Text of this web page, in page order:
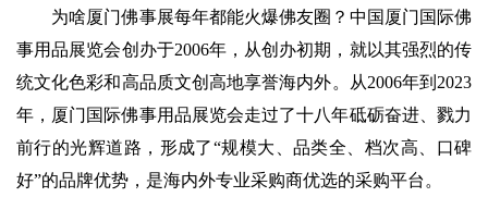
为啥厦门佛事展每年都能火爆佛友圈？ 中国厦门国际佛
事用品展览会创办于2006年，从创办初期，就以其强烈的传
统文化色彩和高品质文创高地享誉海内外。从2006年到2023
年，厦门国际佛事用品展览会走过了十八年砥砺奋进、戮力
前行的光辉道路，形成了“规模大、品类全、档次高、口碑
好”的品牌优势，是海内外专业采购商优选的采购平台。